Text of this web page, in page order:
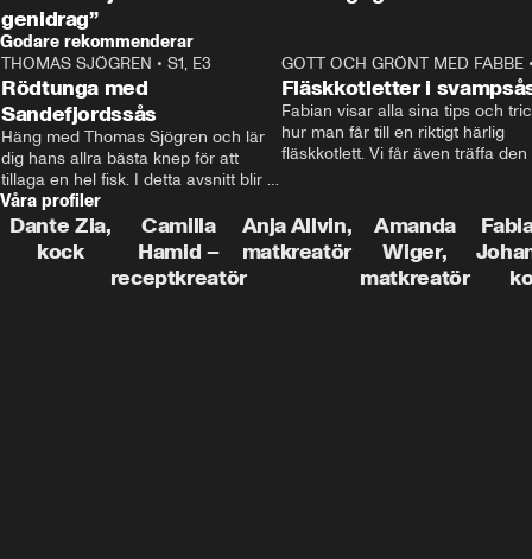
genidrag”
Godare rekommenderar
THOMAS SJÖGREN • S1, E3
Rödtunga med
Sandefjordssås
Häng med Thomas Sjögren och lär
dig hans allra bästa knep för att
tillaga en hel fisk. I detta avsnitt blir
de helstekt rödtunga med
sandefjordssås och en magisk sallad
på pepparrot och äpple.
GOTT OCH GRÖNT MED FABBE
Fläskkotletter i
Fabian visar alla sina tips och
hur man får till en riktigt härlig
fläskkotlett. Vi får även träffa den
grisbonde på Gotland.
Våra profiler
Dante Zia,
kock
Camilla
Hamid –
receptkreatör
Anja Allvin,
matkreatör
Amanda
Wiger,
matkreatör